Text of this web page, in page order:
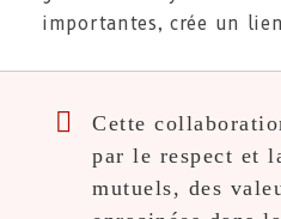
importantes, crée un
Cette
par le respect et
mutuels, des